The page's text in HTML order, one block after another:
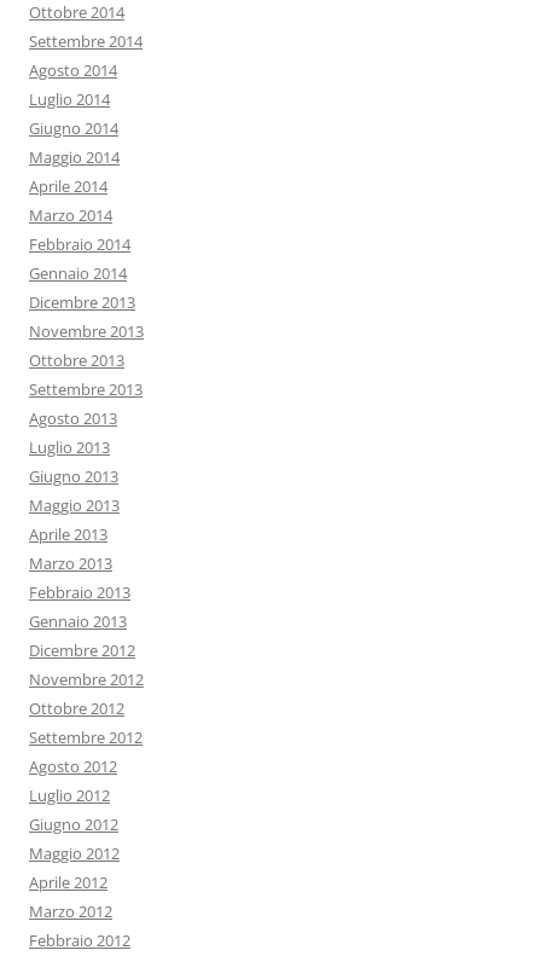
Ottobre 2014
Settembre 2014
Agosto 2014
Luglio 2014
Giugno 2014
Maggio 2014
Aprile 2014
Marzo 2014
Febbraio 2014
Gennaio 2014
Dicembre 2013
Novembre 2013
Ottobre 2013
Settembre 2013
Agosto 2013
Luglio 2013
Giugno 2013
Maggio 2013
Aprile 2013
Marzo 2013
Febbraio 2013
Gennaio 2013
Dicembre 2012
Novembre 2012
Ottobre 2012
Settembre 2012
Agosto 2012
Luglio 2012
Giugno 2012
Maggio 2012
Aprile 2012
Marzo 2012
Febbraio 2012